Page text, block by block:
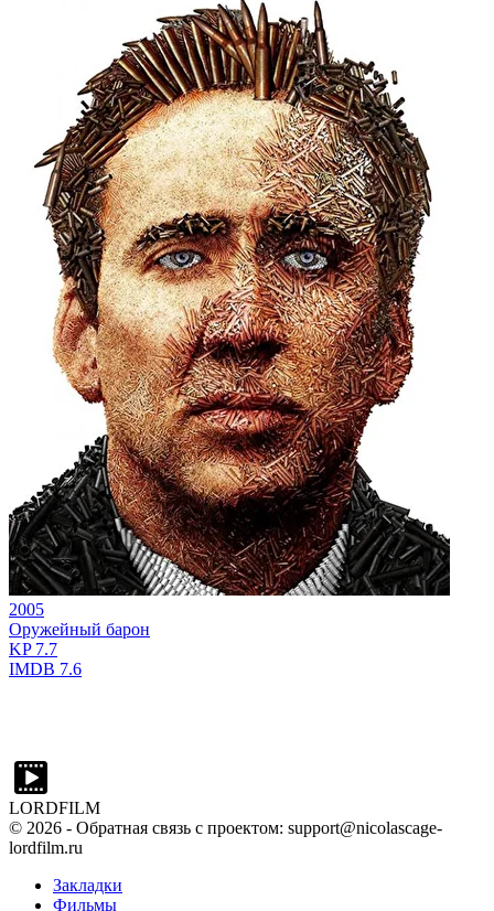
2005
Оружейный барон
KP7.7
IMDB 7.6
LORDFILM
© 2026 - Обратная связь с проектом: support@nicolascage-
lordfilm.ru
Закладки
Фильмы